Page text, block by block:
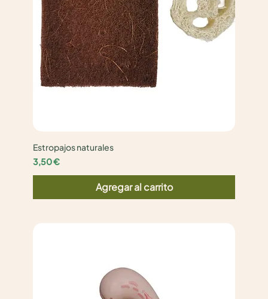
Estropajos naturales
Precio
3,50 €
Agregar al carrito